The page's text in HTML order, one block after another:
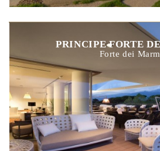
PRINCIPE FORTE
Forte dei